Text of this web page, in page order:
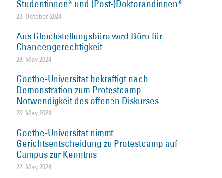
Studentinnen* und (Post-)Doktorandinnen*
23. October 2024
Aus Gleichstellungsbüro wird Büro für
Chancengerechtigkeit
28. May 2024
Goethe-Universität bekräftigt nach
Demonstration zum Protestcamp
Notwendigkeit des offenen Diskurses
23. May 2024
Goethe-Universität nimmt
Gerichtsentscheidung zu Protestcamp auf
Campus zur Kenntnis
22. May 2024